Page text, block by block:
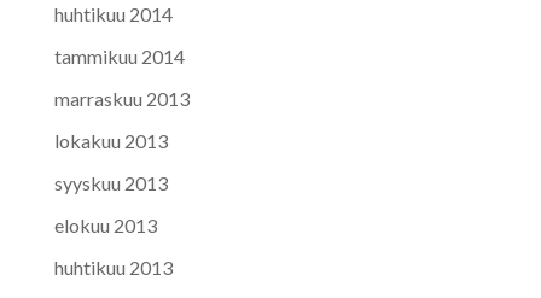
huhtikuu 2014
tammikuu 2014
marraskuu 2013
lokakuu 2013
syyskuu 2013
elokuu 2013
huhtikuu 2013